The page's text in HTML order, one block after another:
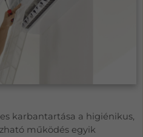
karbantartása a higiénikus,
működés egyik